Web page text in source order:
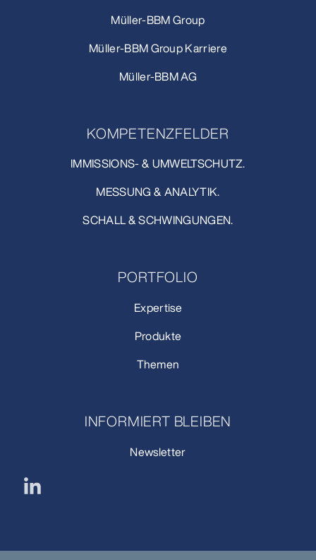
Müller-BBM Group
Müller-BBM Group Karriere
Müller-BBM AG
KOMPETENZFELDER
IMMISSIONS- & UMWELTSCHUTZ.
MESSUNG & ANALYTIK.
SCHALL & SCHWINGUNGEN.
PORTFOLIO
Expertise
Produkte
Themen
INFORMIERT BLEIBEN
Newsletter